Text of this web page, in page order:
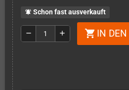
notifications_active Schon fast ausverkauft
remove add shopping_cart IN